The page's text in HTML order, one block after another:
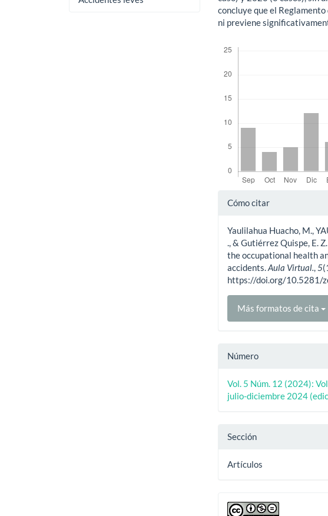
concluye que el
ni previene
Detalles
artículo
Cómo citar
Yaulilahua Huacho, M.,
., & Gutiérrez Quispe, E.
the occupational health
accidents.Aula Virtual.,5
https://doi.org/10.5281/
Más formatos de cita
Número
Vol. 5 Núm. 12 (2024):
julio-diciembre 2024
Sección
Artículos